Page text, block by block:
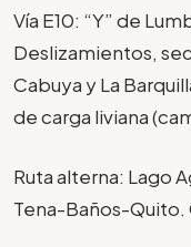
Vía E10: “Y” de
Deslizamientos,
Cabuya y La
de carga liviana
Ruta alterna: Lago
Tena-Baños-Quito.